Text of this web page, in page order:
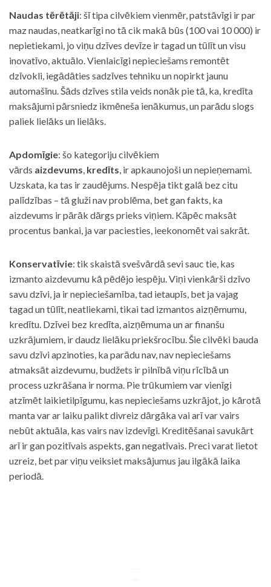
Naudas tērētāji: šī tipa cilvēkiem vienmēr, patstāvīgi ir par
maz naudas, neatkarīgi no tā cik makā būs (100 vai 10 000) ir
nepietiekami, jo viņu dzīves devīze ir tagad un tūlīt un visu
inovatīvo, aktuālo. Vienlaicīgi nepieciešams remontēt
dzīvokli, iegādāties sadzīves tehniku un nopirkt jaunu
automašīnu. Šāds dzīves stila veids nonāk pie tā, ka, kredīta
maksājumi pārsniedz ikmēneša ienākumus, un parādu slogs
paliek lielāks un lielāks.
Apdomīgie: šo kategoriju cilvēkiem
vārds aizdevums, kredīts, ir apkaunojoši un nepieņemami.
Uzskata, ka tas ir zaudējums. Nespēja tikt galā bez citu
palīdzības – tā gluži nav problēma, bet gan fakts, ka
aizdevums ir pārāk dārgs prieks viņiem. Kāpēc maksāt
procentus bankai, ja var paciesties, ieekonomēt vai sakrāt.
Konservatīvie: tik skaistā svešvārdā sevi sauc tie, kas
izmanto aizdevumu kā pēdējo iespēju. Viņi vienkārši dzīvo
savu dzīvi, ja ir nepieciešamība, tad ietaupīs, bet ja vajag
tagad un tūlīt, neatliekami, tikai tad izmantos aizņēmumu,
kredītu. Dzīvei bez kredīta, aizņēmuma un ar finanšu
uzkrājumiem, ir daudz lielāku priekšrocību. Šie cilvēki bauda
savu dzīvi apzinoties, ka parādu nav, nav nepieciešams
atmaksāt aizdevumu, budžets ir pilnībā viņu rīcībā un
process uzkrāšana ir norma. Pie trūkumiem var vienīgi
atzīmēt laikietilpīgumu, kas nepieciešams uzkrājot, jo kārotā
manta var ar laiku palikt divreiz dārgāka vai arī var vairs
nebūt aktuāla, kas vairs nav izdevīgi. Kreditēšanai savukārt
arī ir gan pozitīvais aspekts, gan negatīvais. Preci varat lietot
uzreiz, bet par viņu veiksiet maksājumus jau ilgākā laika
periodā.